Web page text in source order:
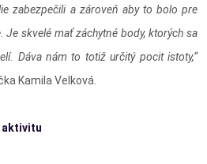
zabezpečili a zároveň aby to bolo pre
Je skvelé mať záchytné body, ktorých sa
Dáva nám to totiž určitý pocit istoty,“
Kamila Velková.
aktivitu